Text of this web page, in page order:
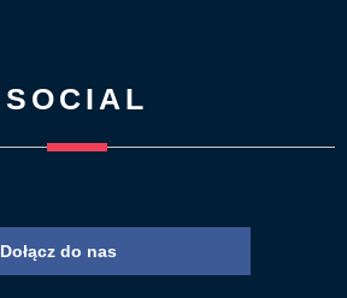
SOCIAL
Dołącz do nas